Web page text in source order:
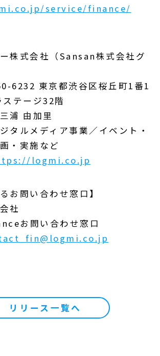
service/finance/
株式会社（Sansan株式会社グ
6232 東京都渋谷区桜丘町1番1
テージ32階
浦 由加里
タルメディア事業／イベント・
・実施など
logmi.co.jp
お問い合わせ窓口】
社
お問い合わせ窓口
リリース一覧へ